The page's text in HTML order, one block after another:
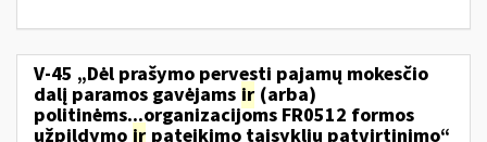
V-45 „Dėl prašymo pervesti pajamų mokesčio
dalį paramos gavėjams ir (arba)
politinėms...organizacijoms FR0512 formos
užpildymo ir pateikimo taisyklių patvirtinimo“